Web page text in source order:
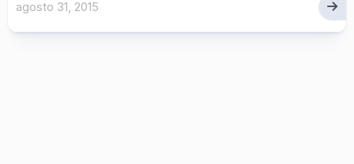
agosto 31, 2015